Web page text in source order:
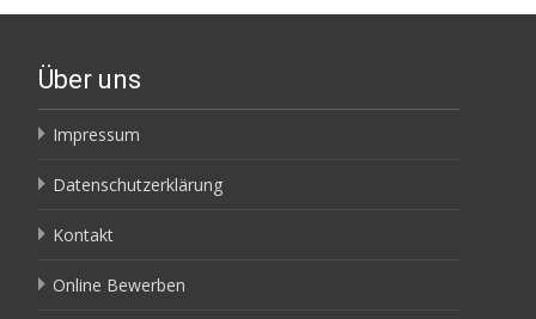
Über uns
Impressum
Datenschutzerklärung
Kontakt
Online Bewerben